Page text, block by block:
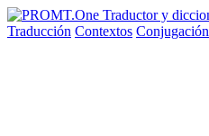
Traducción Contextos Conjugación